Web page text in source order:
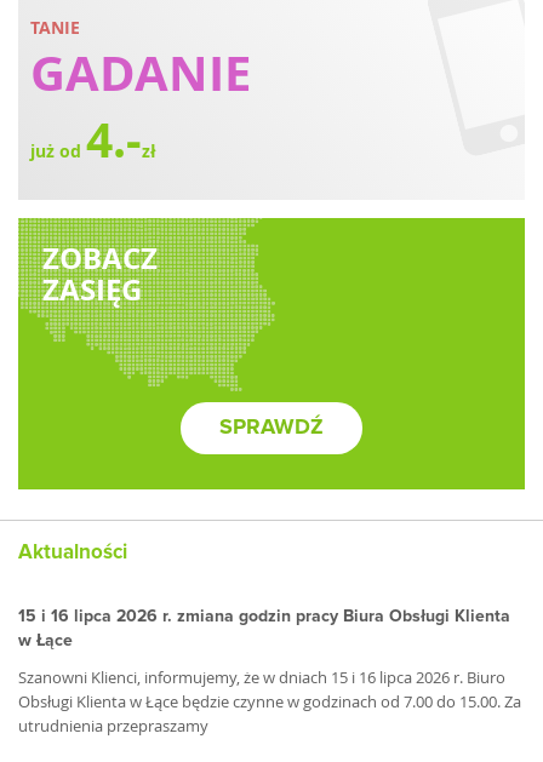
TANIE
GADANIE
już od 4.-zł
ZOBACZ
ZASIĘG
SPRAWDŹ
Aktualności
15 i 16 lipca 2026 r. zmiana godzin pracy Biura Obsługi Klienta
w Łące
Szanowni Klienci, informujemy, że w dniach 15 i 16 lipca 2026 r. Biuro
Obsługi Klienta w Łące będzie czynne w godzinach od 7.00 do 15.00. Za
utrudnienia przepraszamy